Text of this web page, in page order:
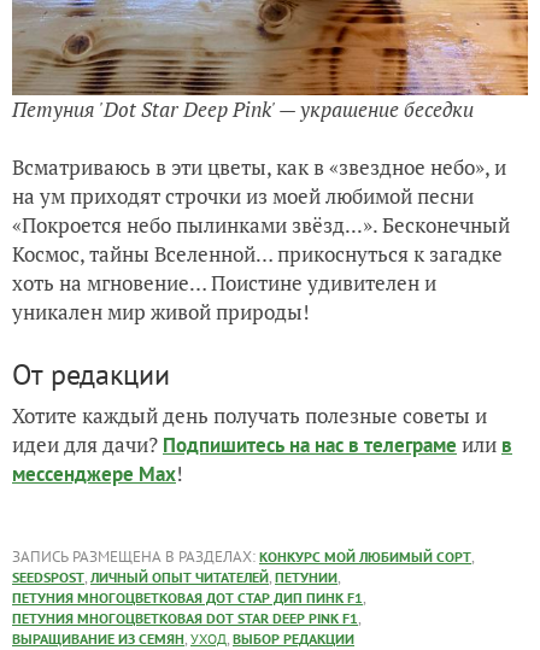
Петуния 'Dot Star Deep Pink' — украшение беседки
Всматриваюсь в эти цветы, как в «звездное небо», и
на ум приходят строчки из моей любимой песни
«Покроется небо пылинками звёзд...». Бесконечный
Космос, тайны Вселенной… прикоснуться к загадке
хоть на мгновение… Поистине удивителен и
уникален мир живой природы!
От редакции
Хотите каждый день получать полезные советы и
идеи для дачи? Подпишитесь на нас в телеграме или в
мессенджере Max!
ЗАПИСЬ РАЗМЕЩЕНА В РАЗДЕЛАХ: КОНКУРС МОЙ ЛЮБИМЫЙ СОРТ,
SEEDSPOST, ЛИЧНЫЙ ОПЫТ ЧИТАТЕЛЕЙ, ПЕТУНИИ,
ПЕТУНИЯ МНОГОЦВЕТКОВАЯ ДОТ СТАР ДИП ПИНК F1,
ПЕТУНИЯ МНОГОЦВЕТКОВАЯ DOT STAR DEEP PINK F1,
ВЫРАЩИВАНИЕ ИЗ СЕМЯН, УХОД, ВЫБОР РЕДАКЦИИ